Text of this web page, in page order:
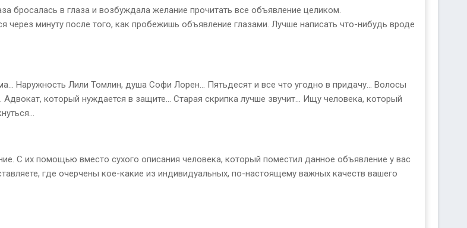
бросалась в глаза и возбуждала желание прочитать все объявление целиком.
через минуту после того, как пробежишь объявление глазами. Лучше написать что-нибудь вроде
Наружность Лили Томлин, душа Софи Лорен... Пятьдесят и все что угодно в придачу... Волосы
который нуждается в защите... Старая скрипка лучше звучит... Ищу человека, который
С их помощью вместо сухого описания человека, который поместил данное объявление у вас
где очерчены кое-какие из индивидуальных, по-настоящему важных качеств вашего